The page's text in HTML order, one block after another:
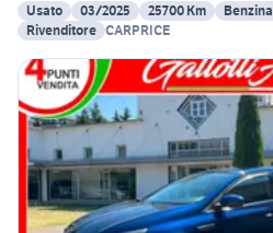
Usato
03/2025 25700 Km Benzina
Rivenditore CARPRICE